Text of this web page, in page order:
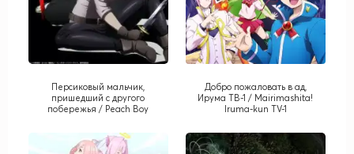
Персиковый мальчик,
пришедший с другого
побережья / Peach Boy
Добро пожаловать в ад,
Ирума ТВ-1 / Mairimashita!
Iruma-kun TV-1